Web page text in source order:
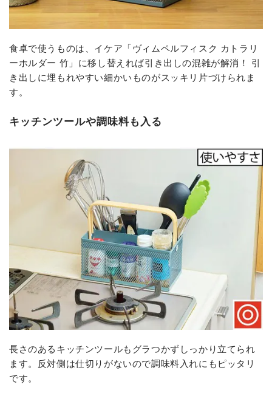
食卓で使うものは、イケア「ヴィムペルフィスク カトラリ
ーホルダー 竹」に移し替えれば引き出しの混雑が解消！ 引
き出しに埋もれやすい細かいものがスッキリ片づけられま
す。
キッチンツールや調味料も入る
長さのあるキッチンツールもグラつかずしっかり立てられ
ます。反対側は仕切りがないので調味料入れにもピッタリ
です。